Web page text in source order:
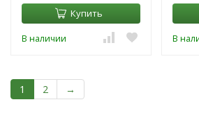
Купить
В наличии В
1 2 →